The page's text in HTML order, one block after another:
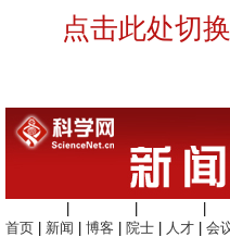
点击此处切
首页
新闻 博客 院士 人才 会